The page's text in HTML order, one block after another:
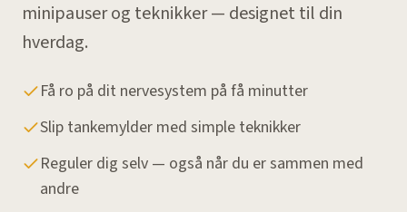
minipauser og teknikker — designet til din
hverdag.
Få ro på dit nervesystem på få minutter
Slip tankemylder med simple teknikker
Reguler dig selv — også når du er sammen med
andre